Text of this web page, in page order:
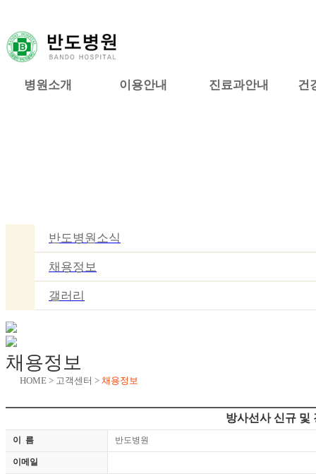
병원소개 이용안내 진료과안내 건
반도병원소식
채용정보
갤러리
채용정보
HOME > 고객센터 > 채용정보
방사선사 신규 및
이 름 반도병원
이메일